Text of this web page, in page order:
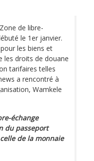
de libre-
le 1er janvier.
les biens et
les droits de douane
tarifaires telles
a rencontré à
Wamkele
échange
du passeport
de la monnaie